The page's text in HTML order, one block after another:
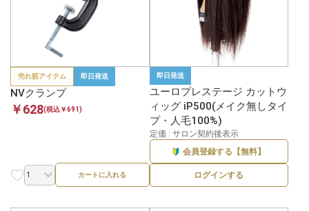
売れ筋アイテム 即日発送
NVクランプ
￥628(税込￥691)
カートに入れる
即日発送
ユーロプレステージ カットウ
ィッグ iP500(メイク無しタイ
プ・人毛100%)
定価 : サロン契約後表示
会員登録する【無料】
ログインする